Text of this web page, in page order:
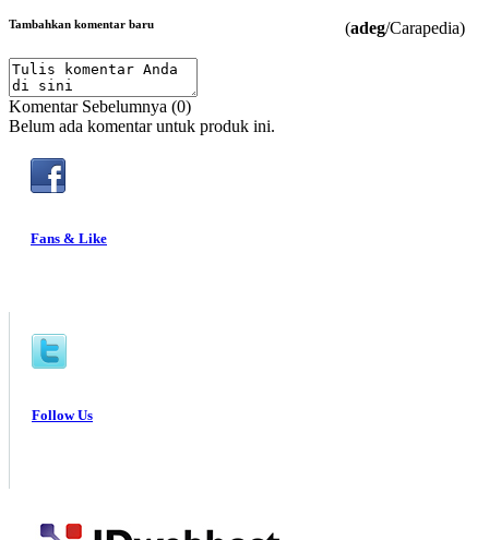
(adeg/Carapedia)
Tambahkan komentar baru
Komentar Sebelumnya (0)
Belum ada komentar untuk produk ini.
Fans & Like
Follow Us